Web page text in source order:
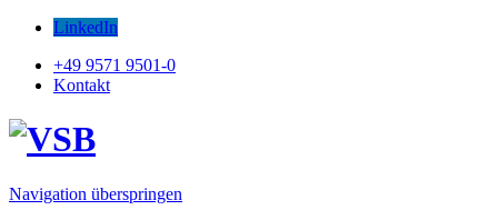
LinkedIn
+49 9571 9501-0
Kontakt
Navigation überspringen